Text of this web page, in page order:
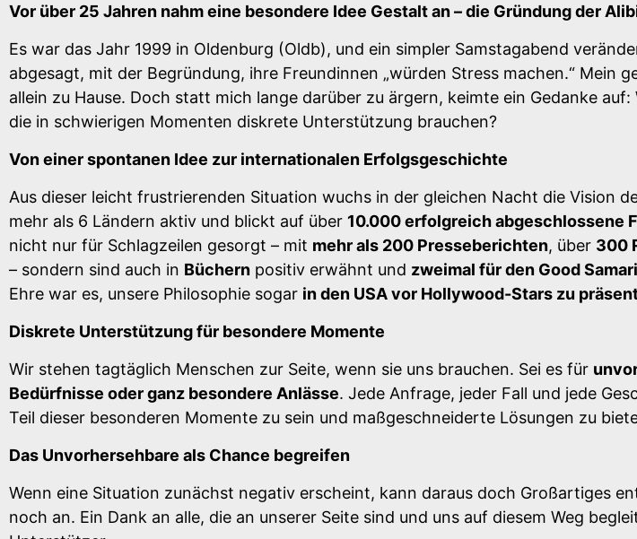
Vor über 25 Jahren nahm eine besondere Idee Gestalt an – die Gründung der
Es war das Jahr 1999 in Oldenburg (Oldb), und ein simpler Samstagabend
abgesagt, mit der Begründung, ihre Freundinnen „würden Stress machen.“ Mein
allein zu Hause. Doch statt mich lange darüber zu ärgern, keimte ein Gedanke
die in schwierigen Momenten diskrete Unterstützung brauchen?
Von einer spontanen Idee zur internationalen Erfolgsgeschichte
Aus dieser leicht frustrierenden Situation wuchs in der gleichen Nacht die Vision
mehr als 6 Ländern aktiv und blickt auf über 10.000 erfolgreich abgeschlossene
nicht nur für Schlagzeilen gesorgt – mit mehr als 200 Presseberichten, über 300
– sondern sind auch in Büchern positiv erwähnt und zweimal für den Good
Ehre war es, unsere Philosophie sogar in den USA vor Hollywood-Stars zu
Diskrete Unterstützung für besondere Momente
Wir stehen tagtäglich Menschen zur Seite, wenn sie uns brauchen. Sei es für
Bedürfnisse oder ganz besondere Anlässe. Jede Anfrage, jeder Fall und jede
Teil dieser besonderen Momente zu sein und maßgeschneiderte Lösungen zu
Das Unvorhersehbare als Chance begreifen
Wenn eine Situation zunächst negativ erscheint, kann daraus doch Großartiges
noch an. Ein Dank an alle, die an unserer Seite sind und uns auf diesem Weg